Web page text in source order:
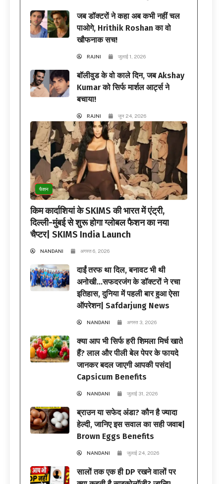
जब डॉक्टरों ने कहा अब कभी नहीं चल
पाओगे, Hrithik Roshan का वो
खौफनाक सच!
RAJNI जुलाई 1, 2026
बॉलीवुड के वो काले दिन, जब Akshay
Kumar को सिर्फ मार्शल आर्ट्स ने
बचाया!
RAJNI जून 24, 2026
फैशन
किम कार्दाशियां के SKIMS की भारत में एंट्री,
दिल्ली-मुंबई से शुरू होगा ग्लोबल फैशन का नया
चैप्टर| SKIMS India Launch
NANDANI अगस्त 6, 2026
दाईं तरफ था दिल, बनावट भी थी
अनोखी…सफदरजंग के डॉक्टरों ने रचा
इतिहास, दुनिया में पहली बार हुआ ऐसा
ऑपरेशन| Safdarjung News
NANDANI अगस्त 3, 2026
क्या आप भी सिर्फ हरी शिमला मिर्च खाते
हैं? लाल और पीली बेल पेपर के फायदे
जानकर बदल जाएगी आपकी पसंद|
Capsicum Benefits
NANDANI जुलाई 31, 2026
ब्राउन या सफेद अंडा? कौन है ज्यादा
हेल्दी, जानिए इस सवाल का सही जवाब|
Brown Eggs Benefits
NANDANI जुलाई 24, 2026
सालों तक एक ही DP रखने वालों पर